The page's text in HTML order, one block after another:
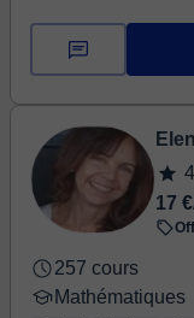
17 €
257 cours
Mathématiques